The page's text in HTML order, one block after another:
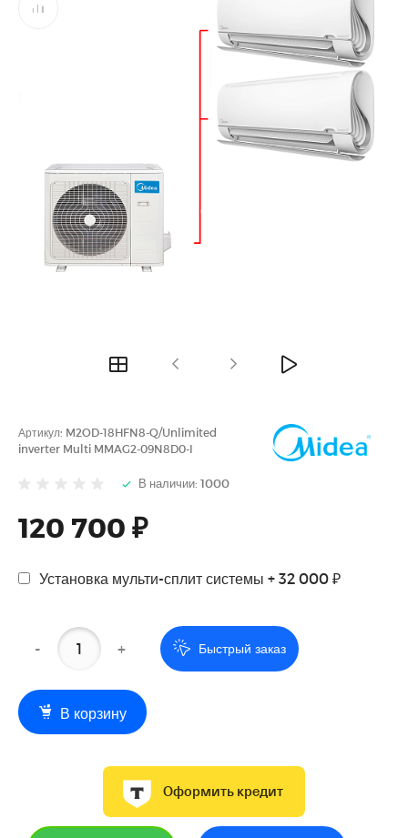
Артикул: M2OD-18HFN8-Q/Unlimited
inverter Multi MMAG2-09N8D0-I
В наличии: 1000
120 700 ₽
Установка мульти-сплит системы + 32 000 ₽
- + Быстрый заказ
В корзину
Оформить кредит